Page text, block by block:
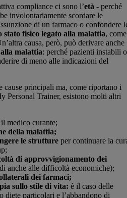
compliance ci sono l’età - perché
involontariamente scordare le
di un farmaco o confondere
stato fisico legato alla malattia, come
causa, però, può derivare anche
malattia: perché pazienti instabili o
di meno alle indicazioni del
cause principali ma, come riportano i
Personal Trainer, esistono molti altri
medico curante;
della malattia;
le strutture per continuare la
di approvvigionamento dei
anche alle difficoltà economiche);
dei farmaci;
sullo stile di vita: è il caso delle
diete particolari e l’abbandono di